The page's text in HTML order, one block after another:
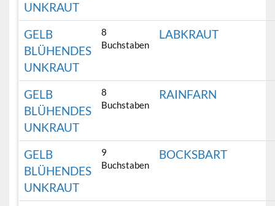
UNKRAUT
GELB
BLÜHENDES
UNKRAUT
8
Buchstaben
LABKRAUT
GELB
BLÜHENDES
UNKRAUT
8
Buchstaben
RAINFARN
GELB
BLÜHENDES
UNKRAUT
9
Buchstaben
BOCKSBART